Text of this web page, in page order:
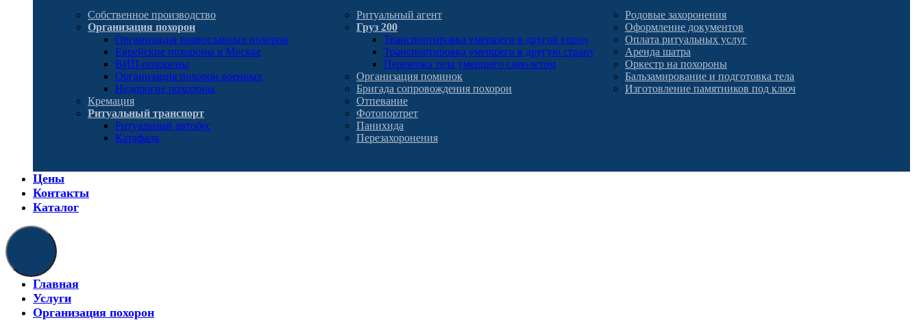
Собственное производство
Организация похорон
Организация православных похорон
Еврейские похороны в Москве
ВИП-похороны
Организация похорон военных
Недорогие похороны
Кремация
Ритуальный транспорт
Ритуальный автобус
Катафалк
Ритуальный агент
Груз 200
Транспортировка умершего в другой город
Транспортировка умершего в другую страну
Перевозка тела умершего самолетом
Организация поминок
Бригада сопровождения похорон
Отпевание
Фотопортрет
Панихида
Перезахоронения
Родовые захоронения
Оформление документов
Оплата ритуальных услуг
Аренда шатра
Оркестр на похороны
Бальзамирование и подготовка тела
Изготовление памятников под ключ
Цены
Контакты
Каталог
Главная
Услуги
Организация похорон